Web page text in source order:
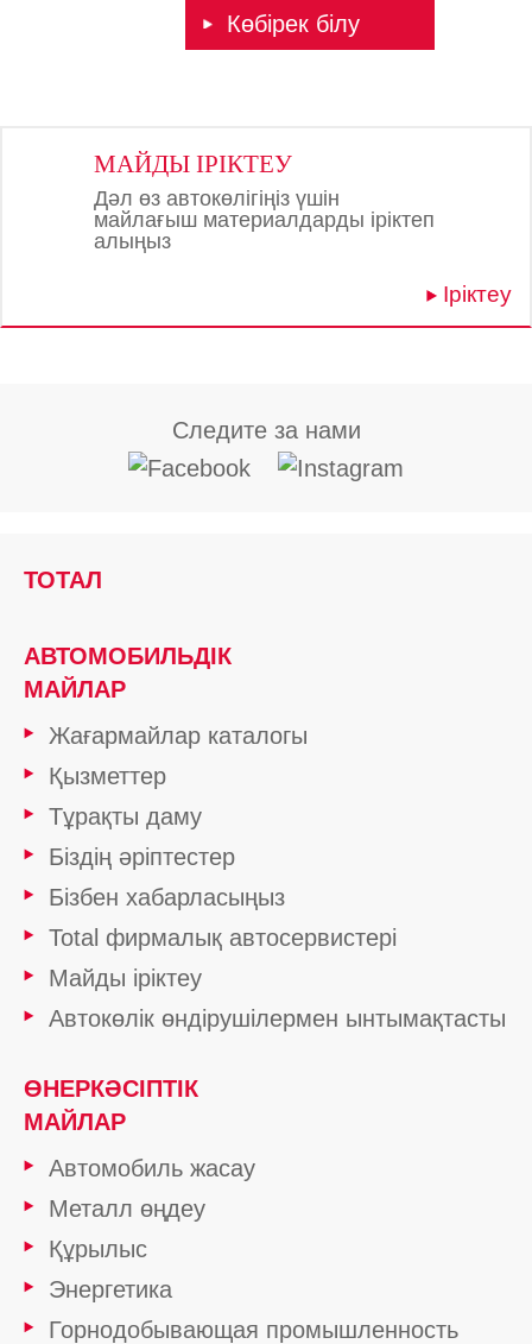
Көбірек білу
МАЙДЫ ІРІКТЕУ
Дәл өз автокөлігіңіз үшін
майлағыш материалдарды іріктеп
алыңыз
Іріктеу
Следите за нами
ТОТАЛ
АВТОМОБИЛЬДІК
МАЙЛАР
Жағармайлар каталогы
Қызметтер
Тұрақты даму
Біздің әріптестер
Бізбен хабарласыңыз
Total фирмалық автосервистері
Майды іріктеу
Автокөлік өндірушілермен ынтымақтасты
ӨНЕРКӘСІПТІК
МАЙЛАР
Автомобиль жасау
Металл өңдеу
Құрылыс
Энергетика
Горнодобывающая промышленность